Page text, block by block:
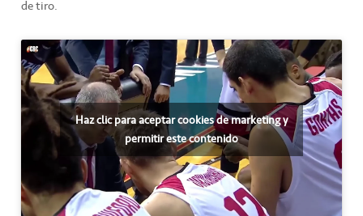
de tiro.
Haz clic para aceptar cookies de marketing y
permitir este contenido